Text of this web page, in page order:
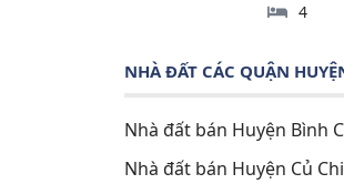
4
NHÀ ĐẤT CÁC QUẬN
Nhà đất bán Huyện Bình
Nhà đất bán Huyện Củ Chi